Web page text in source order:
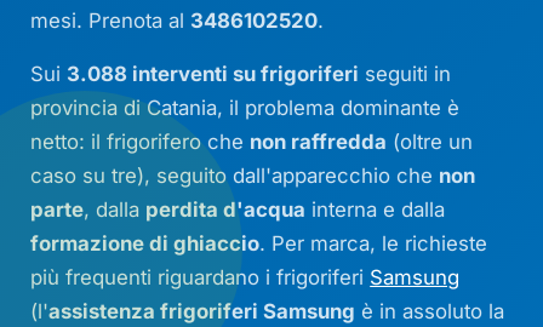
mesi. Prenota al 3486102520.
Sui 3.088 interventi su frigoriferi seguiti in
provincia di Catania, il problema dominante è
netto: il frigorifero che non raffredda (oltre un
caso su tre), seguito dall'apparecchio che non
parte, dalla perdita d'acqua interna e dalla
formazione di ghiaccio. Per marca, le richieste
più frequenti riguardano i frigoriferi Samsung
(l'assistenza frigoriferi Samsung è in assoluto la